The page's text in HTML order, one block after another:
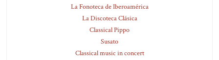
La Fonoteca de Iberoamérica
La Discoteca Clásica
Classical Pippo
Susato
Classical music in concert